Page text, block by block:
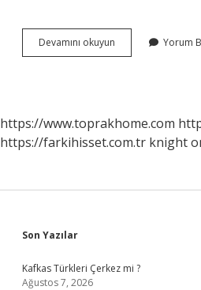
Devamını okuyun
Tefsiri
Yorum
https://www.toprakhome.com
https://farkihisset.com.tr knight
Sidebar
Son Yazılar
Kafkas Türkleri Çerkez mi ?
Ağustos 7, 2026